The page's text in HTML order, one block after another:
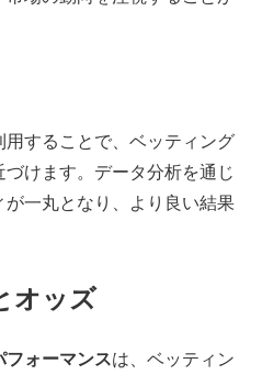
することで、ベッティング
けます。データ分析を通じ
一丸となり、より良い結果
オッズ
ォーマンスは、ベッティン